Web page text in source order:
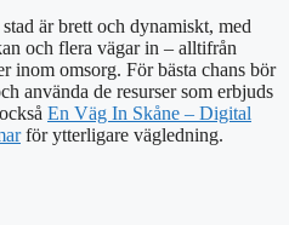
är brett och dynamiskt, med
och flera vägar in – alltifrån
inom omsorg. För bästa chans bör
använda de resurser som erbjuds
En Väg In Skåne – Digital
för ytterligare vägledning.